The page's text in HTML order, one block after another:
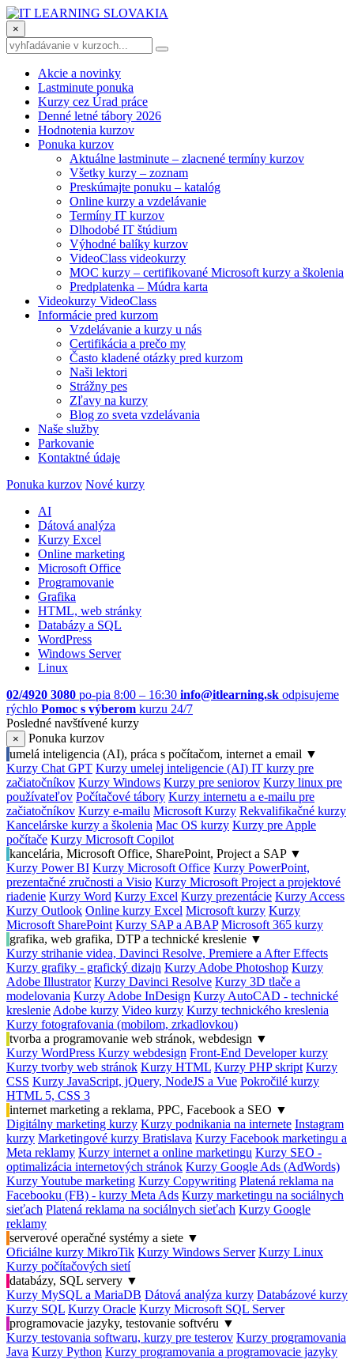
×
Akcie a novinky
Lastminute ponuka
Kurzy cez Úrad práce
Denné letné tábory 2026
Hodnotenia kurzov
Ponuka kurzov
Aktuálne lastminute – zlacnené termíny kurzov
Všetky kurzy – zoznam
Preskúmajte ponuku – katalóg
Online kurzy a vzdelávanie
Termíny IT kurzov
Dlhodobé IT štúdium
Výhodné balíky kurzov
VideoClass videokurzy
MOC kurzy – certifikované Microsoft kurzy a školenia
Predplatenka – Múdra karta
Videokurzy VideoClass
Informácie pred kurzom
Vzdelávanie a kurzy u nás
Certifikácia a prečo my
Často kladené otázky pred kurzom
Naši lektori
Strážny pes
Zľavy na kurzy
Blog zo sveta vzdelávania
Naše služby
Parkovanie
Kontaktné údaje
Ponuka kurzov Nové kurzy
AI
Dátová analýza
Kurzy Excel
Online marketing
Microsoft Office
Programovanie
Grafika
HTML, web stránky
Databázy a SQL
WordPress
Windows Server
Linux
02/4920 3080 po-pia 8:00 – 16:30 info@itlearning.sk odpisujeme
rýchlo Pomoc s výberom kurzu 24/7
Posledné navštívené kurzy
×
Ponuka kurzov
umelá inteligencia (AI), práca s počítačom, internet a email ▼
Kurzy Chat GPT Kurzy umelej inteligencie (AI) IT kurzy pre
začiatočníkov Kurzy Windows Kurzy pre seniorov Kurzy linux pre
používateľov Počítačové tábory Kurzy internetu a e-mailu pre
začiatočníkov Kurzy e-mailu Microsoft Kurzy Rekvalifikačné kurzy
Kancelárske kurzy a školenia Mac OS kurzy Kurzy pre Apple
počítače Kurzy Microsoft Copilot
kancelária, Microsoft Office, SharePoint, Project a SAP ▼
Kurzy Power BI Kurzy Microsoft Office Kurzy PowerPoint,
prezentačné zručnosti a Visio Kurzy Microsoft Project a projektové
riadenie Kurzy Word Kurzy Excel Kurzy prezentácie Kurzy Access
Kurzy Outlook Online kurzy Excel Microsoft kurzy Kurzy
Microsoft SharePoint Kurzy SAP a ABAP Microsoft 365 kurzy
grafika, web grafika, DTP a technické kreslenie ▼
Kurzy strihanie videa, Davinci Resolve, Premiere a After Effects
Kurzy grafiky - grafický dizajn Kurzy Adobe Photoshop Kurzy
Adobe Illustrator Kurzy Davinci Resolve Kurzy 3D tlače a
modelovania Kurzy Adobe InDesign Kurzy AutoCAD - technické
kreslenie Adobe kurzy Video kurzy Kurzy technického kreslenia
Kurzy fotografovania (mobilom, zrkadlovkou)
tvorba a programovanie web stránok, webdesign ▼
Kurzy WordPress Kurzy webdesign Front-End Developer kurzy
Kurzy tvorby web stránok Kurzy HTML Kurzy PHP skript Kurzy
CSS Kurzy JavaScript, jQuery, NodeJS a Vue Pokročilé kurzy
HTML 5, CSS 3
internet marketing a reklama, PPC, Facebook a SEO ▼
Digitálny marketing kurzy Kurzy podnikania na internete Instagram
kurzy Marketingové kurzy Bratislava Kurzy Facebook marketingu a
Meta reklamy Kurzy internet a online marketingu Kurzy SEO -
optimalizácia internetových stránok Kurzy Google Ads (AdWords)
Kurzy Youtube marketing Kurzy Copywriting Platená reklama na
Facebooku (FB) - kurzy Meta Ads Kurzy marketingu na sociálnych
sieťach Platená reklama na sociálnych sieťach Kurzy Google
reklamy
serverové operačné systémy a siete ▼
Oficiálne kurzy MikroTik Kurzy Windows Server Kurzy Linux
Kurzy počítačových sietí
databázy, SQL servery ▼
Kurzy MySQL a MariaDB Dátová analýza kurzy Databázové kurzy
Kurzy SQL Kurzy Oracle Kurzy Microsoft SQL Server
programovacie jazyky, testovanie softvéru ▼
Kurzy testovania softwaru, kurzy pre testerov Kurzy programovania
Java Kurzy Python Kurzy programovania a programovacie jazyky